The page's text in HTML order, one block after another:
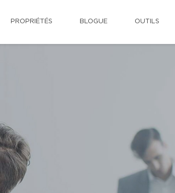
PROPRIÉTÉS BLOGUE OUTILS